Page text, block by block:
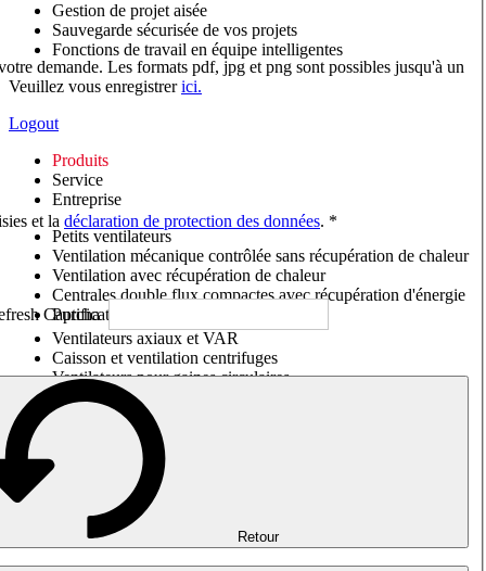
Gestion de projet aisée
Sauvegarde sécurisée de vos projets
Fonctions de travail en équipe intelligentes
Veuillez vous enregistrerici.
Logout
Produits
Service
Entreprise
Petits ventilateurs
Ventilation mécanique contrôlée sans récupération de chaleur
Ventilation avec récupération de chaleur
Centrales double flux compactes avec récupération d'énergie
Purificateurs d'air/Moniteurs CO
Ventilateurs axiaux et VAR
Caisson et ventilation centrifuges
Ventilateurs pour gaines circulaires
Ventilateurs pour gaines rectangulaires
Tourelles de toiture
Désenfumage, détection incendie et ventilation de parking
Ventilateurs antidéflagrants
Mesurer. Contrôler. Réguler.
Traitement d'air
Accessoires aérauliques
demande. Les formats pdf, jpg et png sont possibles jusqu'à un
et la déclaration de protection des données. *
Retour